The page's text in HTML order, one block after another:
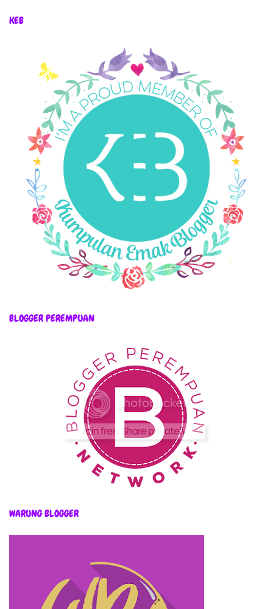
KEB
BLOGGER PEREMPUAN
WARUNG BLOGGER